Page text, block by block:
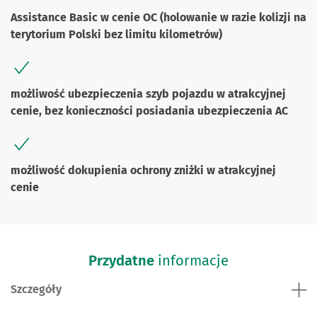
Assistance Basic w cenie OC (holowanie w razie kolizji na
terytorium Polski bez limitu kilometrów)
możliwość ubezpieczenia szyb pojazdu w atrakcyjnej
cenie, bez konieczności posiadania ubezpieczenia AC
możliwość dokupienia ochrony zniżki w atrakcyjnej
cenie
Przydatne informacje
Szczegóły